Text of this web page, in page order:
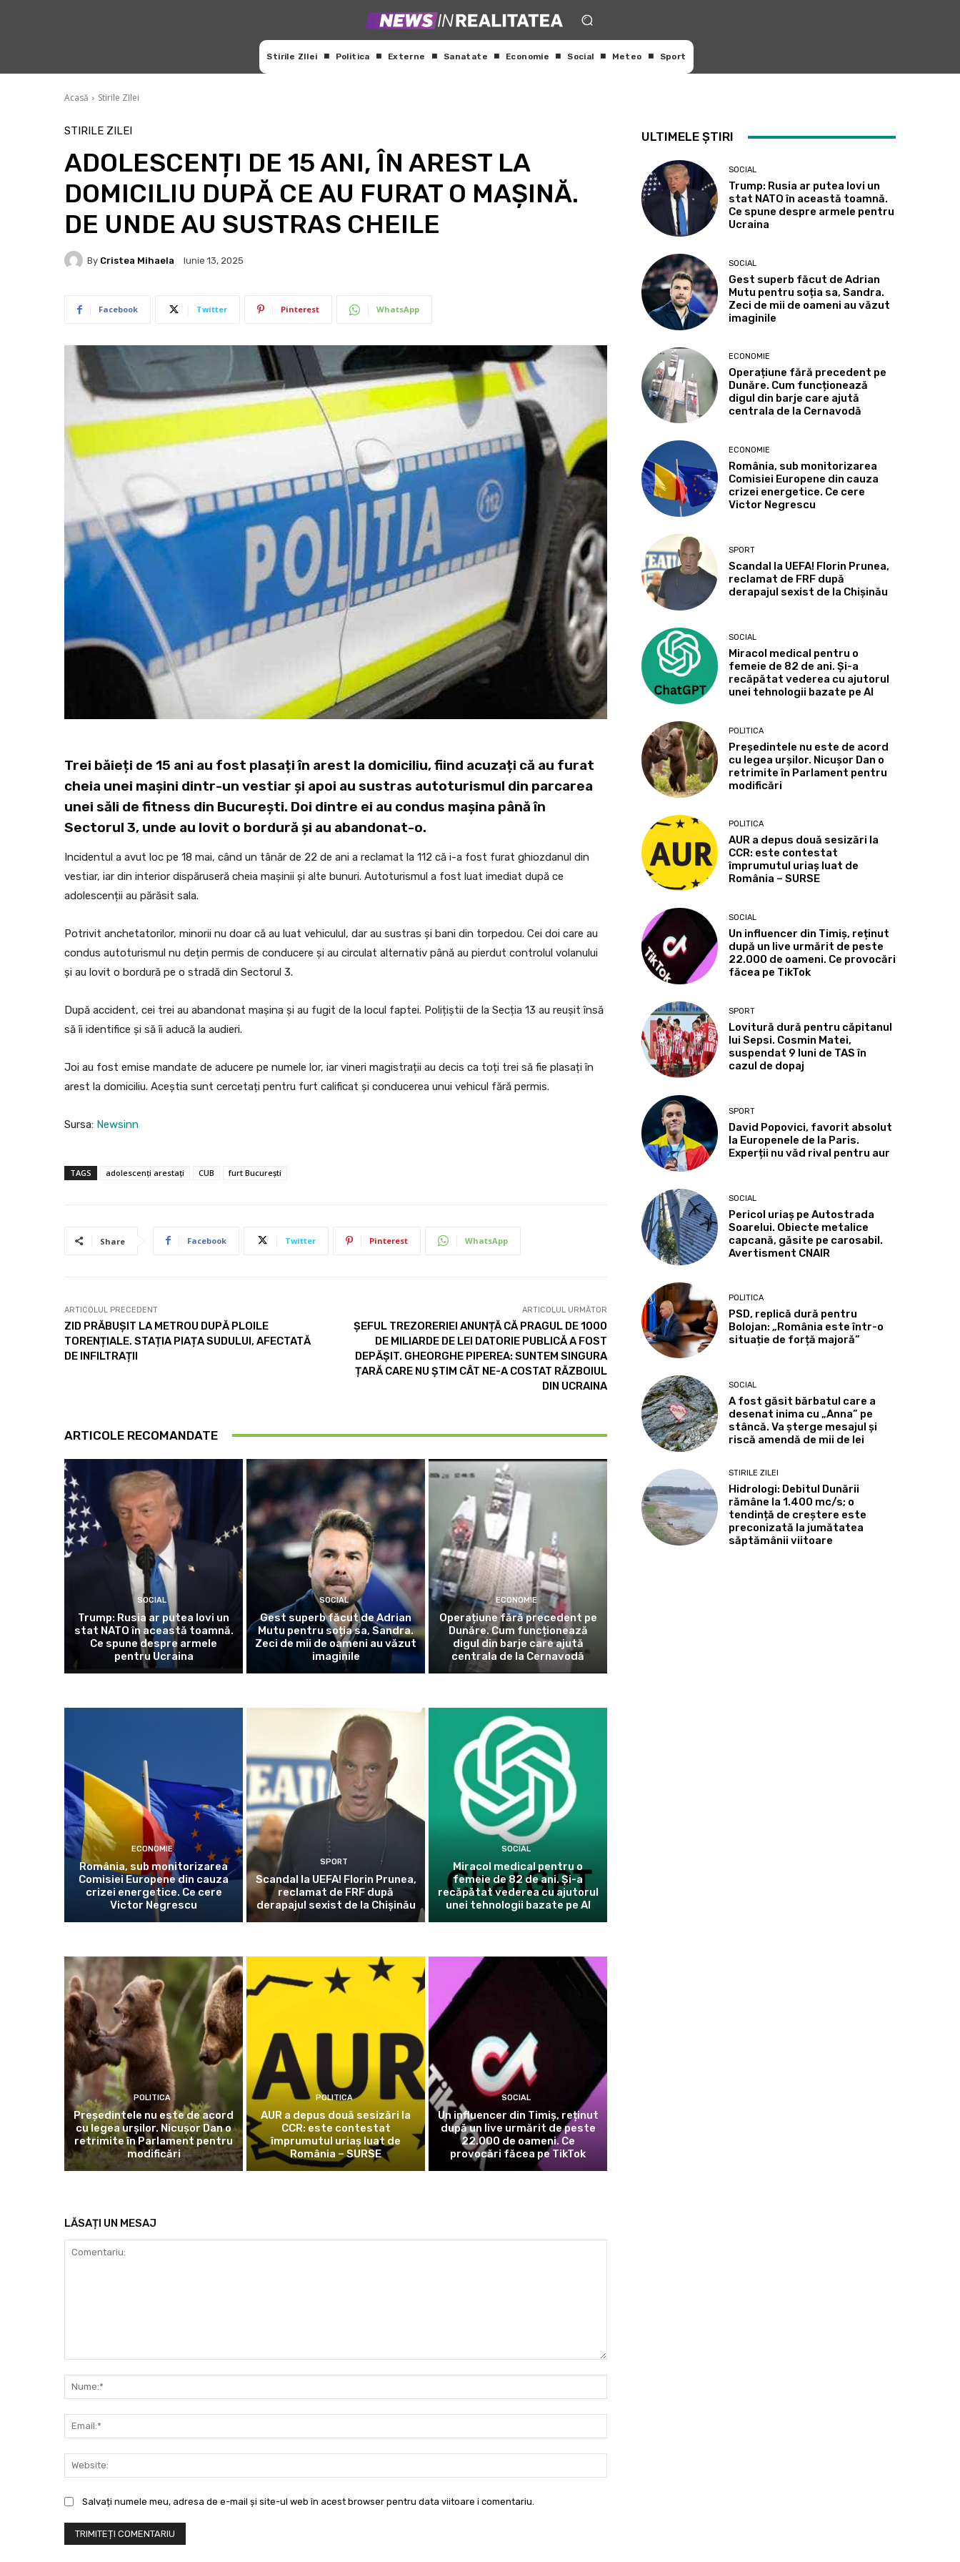
Stirile ZIlei Politica Externe Sanatate Economie Social Meteo Sport
Acasă Stirile ZIlei
STIRILE ZILEI
ADOLESCENȚI DE 15 ANI, ÎN AREST LA
DOMICILIU DUPĂ CE AU FURAT O MAȘINĂ.
DE UNDE AU SUSTRAS CHEILE
By Cristea Mihaela Iunie 13, 2025
Facebook Twitter Pinterest WhatsApp
Trei băieți de 15 ani au fost plasați în arest la domiciliu, fiind acuzați că au furat
cheia unei mașini dintr-un vestiar și apoi au sustras autoturismul din parcarea
unei săli de fitness din București. Doi dintre ei au condus mașina până în
Sectorul 3, unde au lovit o bordură și au abandonat-o.
Incidentul a avut loc pe 18 mai, când un tânăr de 22 de ani a reclamat la 112 că i-a fost furat ghiozdanul din
vestiar, iar din interior dispăruseră cheia mașinii și alte bunuri. Autoturismul a fost luat imediat după ce
adolescenții au părăsit sala.
Potrivit anchetatorilor, minorii nu doar că au luat vehiculul, dar au sustras și bani din torpedou. Cei doi care au
condus autoturismul nu dețin permis de conducere și au circulat alternativ până au pierdut controlul volanului
și au lovit o bordură pe o stradă din Sectorul 3.
După accident, cei trei au abandonat mașina și au fugit de la locul faptei. Polițiștii de la Secția 13 au reușit însă
să îi identifice și să îi aducă la audieri.
Joi au fost emise mandate de aducere pe numele lor, iar vineri magistrații au decis ca toți trei să fie plasați în
arest la domiciliu. Aceștia sunt cercetați pentru furt calificat și conducerea unui vehicul fără permis.
Sursa: Newsinn
TAGS adolescenți arestați CUB furt București
Share Facebook Twitter Pinterest WhatsApp
ARTICOLUL PRECEDENT
ZID PRĂBUȘIT LA METROU DUPĂ PLOILE
TORENȚIALE. STAȚIA PIAȚA SUDULUI, AFECTATĂ
DE INFILTRAȚII
ARTICOLUL URMĂTOR
ȘEFUL TREZORERIEI ANUNȚĂ CĂ PRAGUL DE 1000
DE MILIARDE DE LEI DATORIE PUBLICĂ A FOST
DEPĂȘIT. GHEORGHE PIPEREA: SUNTEM SINGURA
ȚARĂ CARE NU ȘTIM CÂT NE-A COSTAT RĂZBOIUL
DIN UCRAINA
ARTICOLE RECOMANDATE
SOCIAL
Trump: Rusia ar putea lovi un
stat NATO în această toamnă.
Ce spune despre armele
pentru Ucraina
SOCIAL
Gest superb făcut de Adrian
Mutu pentru soția sa, Sandra.
Zeci de mii de oameni au văzut
imaginile
ECONOMIE
Operațiune fără precedent pe
Dunăre. Cum funcționează
digul din barje care ajută
centrala de la Cernavodă
ECONOMIE
România, sub monitorizarea
Comisiei Europene din cauza
crizei energetice. Ce cere
Victor Negrescu
SPORT
Scandal la UEFA! Florin Prunea,
reclamat de FRF după
derapajul sexist de la Chișinău
SOCIAL
Miracol medical pentru o
femeie de 82 de ani. Și-a
recăpătat vederea cu ajutorul
unei tehnologii bazate pe AI
POLITICA
Președintele nu este de acord
cu legea urșilor. Nicușor Dan o
retrimite în Parlament pentru
modificări
POLITICA
AUR a depus două sesizări la
CCR: este contestat
împrumutul uriaș luat de
România – SURSE
SOCIAL
Un influencer din Timiș, reținut
după un live urmărit de peste
22.000 de oameni. Ce
provocări făcea pe TikTok
LĂSAȚI UN MESAJ
Salvați numele meu, adresa de e-mail și site-ul web în acest browser pentru data viitoare i comentariu.
ULTIMELE ȘTIRI
SOCIAL
Trump: Rusia ar putea lovi un
stat NATO în această toamnă.
Ce spune despre armele pentru
Ucraina
SOCIAL
Gest superb făcut de Adrian
Mutu pentru soția sa, Sandra.
Zeci de mii de oameni au văzut
imaginile
ECONOMIE
Operațiune fără precedent pe
Dunăre. Cum funcționează
digul din barje care ajută
centrala de la Cernavodă
ECONOMIE
România, sub monitorizarea
Comisiei Europene din cauza
crizei energetice. Ce cere
Victor Negrescu
SPORT
Scandal la UEFA! Florin Prunea,
reclamat de FRF după
derapajul sexist de la Chișinău
SOCIAL
Miracol medical pentru o
femeie de 82 de ani. Și-a
recăpătat vederea cu ajutorul
unei tehnologii bazate pe AI
POLITICA
Președintele nu este de acord
cu legea urșilor. Nicușor Dan o
retrimite în Parlament pentru
modificări
POLITICA
AUR a depus două sesizări la
CCR: este contestat
împrumutul uriaș luat de
România – SURSE
SOCIAL
Un influencer din Timiș, reținut
după un live urmărit de peste
22.000 de oameni. Ce provocări
făcea pe TikTok
SPORT
Lovitură dură pentru căpitanul
lui Sepsi. Cosmin Matei,
suspendat 9 luni de TAS în
cazul de dopaj
SPORT
David Popovici, favorit absolut
la Europenele de la Paris.
Experții nu văd rival pentru aur
SOCIAL
Pericol uriaș pe Autostrada
Soarelui. Obiecte metalice
capcană, găsite pe carosabil.
Avertisment CNAIR
POLITICA
PSD, replică dură pentru
Bolojan: „România este într-o
situație de forță majoră”
SOCIAL
A fost găsit bărbatul care a
desenat inima cu „Anna” pe
stâncă. Va șterge mesajul și
riscă amendă de mii de lei
STIRILE ZILEI
Hidrologi: Debitul Dunării
rămâne la 1.400 mc/s; o
tendință de creștere este
preconizată la jumătatea
săptămânii viitoare